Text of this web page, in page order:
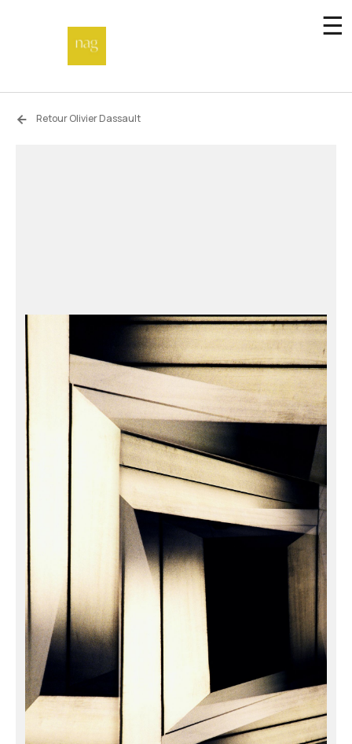
☰
Accueil
Artistes
Retour Olivier Dassault